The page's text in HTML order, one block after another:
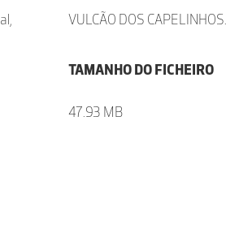
VULCÃO DOS
TAMANHO DO FICHEIRO
47.93 MB